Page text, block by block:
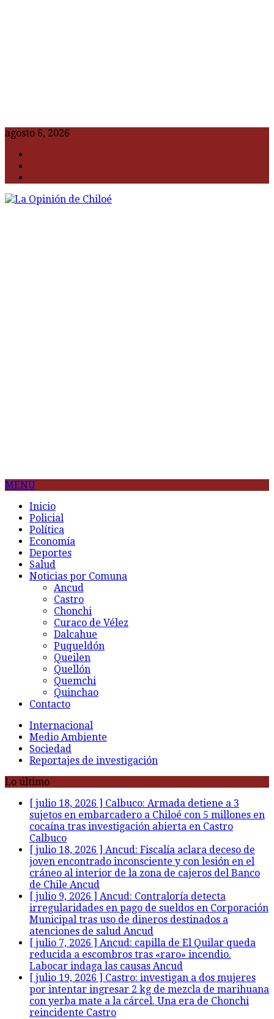
agosto 6, 2026
MENU
Inicio
Policial
Política
Economía
Deportes
Salud
Noticias por Comuna
Ancud
Castro
Chonchi
Curaco de Vélez
Dalcahue
Puqueldón
Queilen
Quellón
Quemchi
Quinchao
Contacto
Internacional
Medio Ambiente
Sociedad
Reportajes de investigación
Lo último
[ julio 18, 2026 ] Calbuco: Armada detiene a 3
sujetos en embarcadero a Chiloé con 5 millones en
cocaína tras investigación abierta en Castro
Calbuco
[ julio 18, 2026 ] Ancud: Fiscalía aclara deceso de
joven encontrado inconsciente y con lesión en el
cráneo al interior de la zona de cajeros del Banco
de Chile Ancud
[ julio 9, 2026 ] Ancud: Contraloría detecta
irregularidades en pago de sueldos en Corporación
Municipal tras uso de dineros destinados a
atenciones de salud Ancud
[ julio 7, 2026 ] Ancud: capilla de El Quilar queda
reducida a escombros tras «raro» incendio.
Labocar indaga las causas Ancud
[ julio 19, 2026 ] Castro: investigan a dos mujeres
por intentar ingresar 2 kg de mezcla de marihuana
con yerba mate a la cárcel. Una era de Chonchi
reincidente Castro